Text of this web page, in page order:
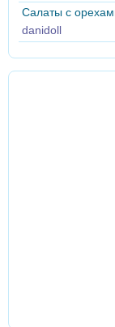
Салаты с
danidoll